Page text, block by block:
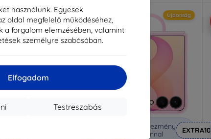
használunk. Egyesek
oldal megfelelő működéséhez,
a forgalom elemzésében, valamint
személyre szabásában.
Elfogadom
Testreszabás
-10%
Újdonság
-10%
Újdonság
Kedvezmény
kuponnal
EXTRA10